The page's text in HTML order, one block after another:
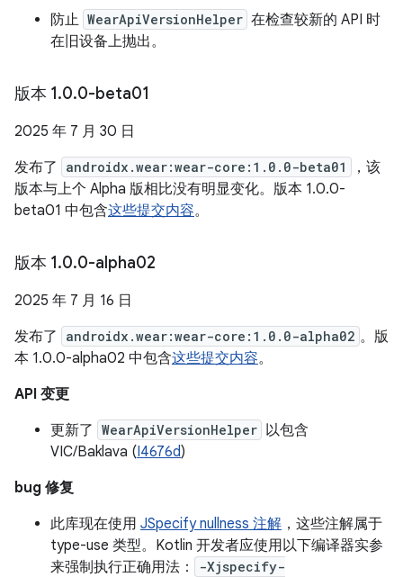
防止 WearApiVersionHelper 在检查较新的 API 时
在旧设备上抛出。
版本 1.0.0-beta01
2025 年 7 月 30 日
发布了
androidx.wear:wear-core:1.0.0-beta01
，该
版本与上个 Alpha 版相比没有明显变化。版本 1.0.0-
beta01 中包含这些提交内容。
版本 1.0.0-alpha02
2025 年 7 月 16 日
发布了
androidx.wear:wear-core:1.0.0-alpha02 。版
本 1.0.0-alpha02 中包含这些提交内容。
API 变更
更新了 WearApiVersionHelper 以包含
VIC/Baklava (I4676d)
bug 修复
此库现在使用 JSpecify nullness 注解 ，这些注解属于
type-use 类型。Kotlin 开发者应使用以下编译器实参
来强制执行正确用法：
-Xjspecify-